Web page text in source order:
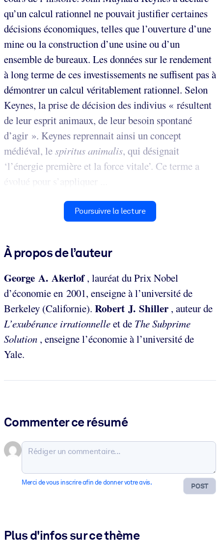
qu’un calcul rationnel ne pouvait justifier certaines
décisions économiques, telles que l’ouverture d’une
mine ou la construction d’une usine ou d’un
ensemble de bureaux. Les données sur le rendement
à long terme de ces investissements ne suffisent pas à
démontrer un calcul véritablement rationnel. Selon
Keynes, la prise de décision des indivius « résultent
de leur esprit animaux, de leur besoin spontané
d’agir ». Keynes reprennait ainsi un concept
médiéval, lespiritus animalis, qui désignait
‘l’énergie première et la force vitale’. Ce terme a
évolué pour s’appliquer ...
Poursuivre la lecture
À propos de l’auteur
George A. Akerlof, lauréat du Prix Nobel
d’économie en 2001, enseigne à l’université de
Berkeley (Californie). Robert J. Shiller , auteur de
L’exubérance irrationnelleet de The Subprime
Solution , enseigne l’économie à l’université de
Yale.
Commenter ce résumé
POST
Merci de vous inscrire afin de donner votre avis.
Plus d'infos sur ce thème